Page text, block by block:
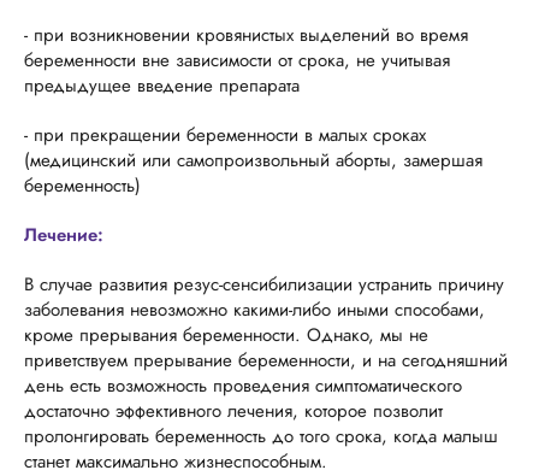
- при возникновении кровянистых выделений во время
беременности вне зависимости от срока, не учитывая
предыдущее введение препарата
- при прекращении беременности в малых сроках
(медицинский или самопроизвольный аборты, замершая
беременность)
Лечение:
В случае развития резус-сенсибилизации устранить причину
заболевания невозможно какими-либо иными способами,
кроме прерывания беременности. Однако, мы не
приветствуем прерывание беременности, и на сегодняшний
день есть возможность проведения симптоматического
достаточно эффективного лечения, которое позволит
пролонгировать беременность до того срока, когда малыш
станет максимально жизнеспособным.